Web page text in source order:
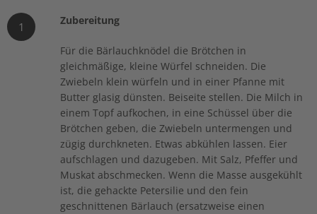
1 Zubereitung
Für die Bärlauchknödel die Brötchen in
gleichmäßige, kleine Würfel schneiden. Die
Zwiebeln klein würfeln und in einer Pfanne mit
Butter glasig dünsten. Beiseite stellen. Die Milch in
einem Topf aufkochen, in eine Schüssel über die
Brötchen geben, die Zwiebeln untermengen und
zügig durchkneten. Etwas abkühlen lassen. Eier
aufschlagen und dazugeben. Mit Salz, Pfeffer und
Muskat abschmecken. Wenn die Masse ausgekühlt
ist, die gehackte Petersilie und den fein
geschnittenen Bärlauch (ersatzweise einen